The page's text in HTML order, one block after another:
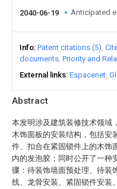
Abstract
本发明涉及建筑装修技术领域
木饰面板的安装结构，包括安
件、扣合在紧固锁件上的木饰
内的发泡胶；同时公开了一种
骤：待装饰墙面预处理、待装
线、龙骨安装、紧固锁件安装
2040-06-19 Anticipated
Info Patent citations (5)
documents Priority and
External links Espacenet